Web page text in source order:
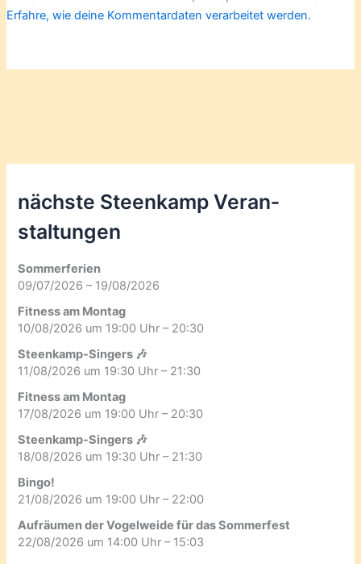
Erfahre, wie deine Kommentardaten verarbeitet werden.
nächste Steenkamp Veran­
staltungen
Sommerferien
09/07/2026 – 19/08/2026
Fitness am Montag
10/08/2026 um 19:00 Uhr – 20:30
Steenkamp-Singers 🎶
11/08/2026 um 19:30 Uhr – 21:30
Fitness am Montag
17/08/2026 um 19:00 Uhr – 20:30
Steenkamp-Singers 🎶
18/08/2026 um 19:30 Uhr – 21:30
Bingo!
21/08/2026 um 19:00 Uhr – 22:00
Aufräumen der Vogelweide für das Sommerfest
22/08/2026 um 14:00 Uhr – 15:03